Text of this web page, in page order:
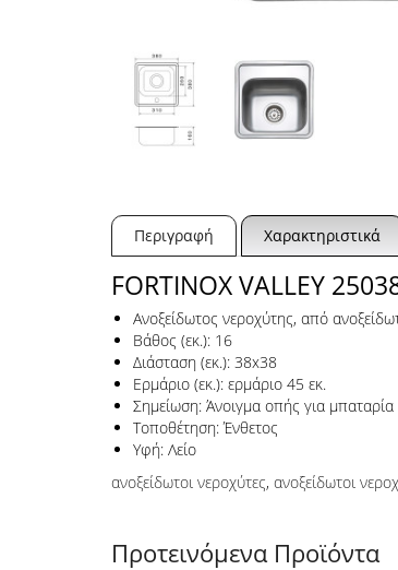
Περιγραφή Χαρακτηριστικά
FORTINOX VALLEY
Ανοξείδωτος νεροχύτης, από
Βάθος (εκ.): 16
Διάσταση (εκ.): 38x38
Ερμάριο (εκ.): ερμάριο 45 εκ.
Σημείωση: Άνοιγμα οπής για
Τοποθέτηση: Ένθετος
Υφή: Λείο
ανοξείδωτοι νεροχύτες, ανοξείδωτοι
Προτεινόμενα Προϊόντα